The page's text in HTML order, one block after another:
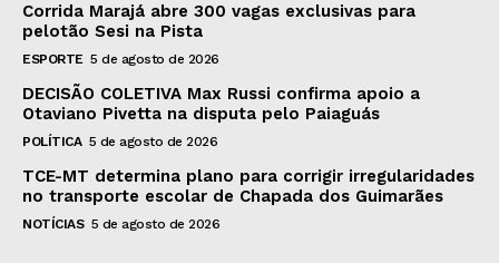
Corrida Marajá abre 300 vagas exclusivas para
pelotão Sesi na Pista
ESPORTE 5 de agosto de 2026
DECISÃO COLETIVA Max Russi confirma apoio a
Otaviano Pivetta na disputa pelo Paiaguás
POLÍTICA 5 de agosto de 2026
TCE-MT determina plano para corrigir irregularidades
no transporte escolar de Chapada dos Guimarães
NOTÍCIAS 5 de agosto de 2026